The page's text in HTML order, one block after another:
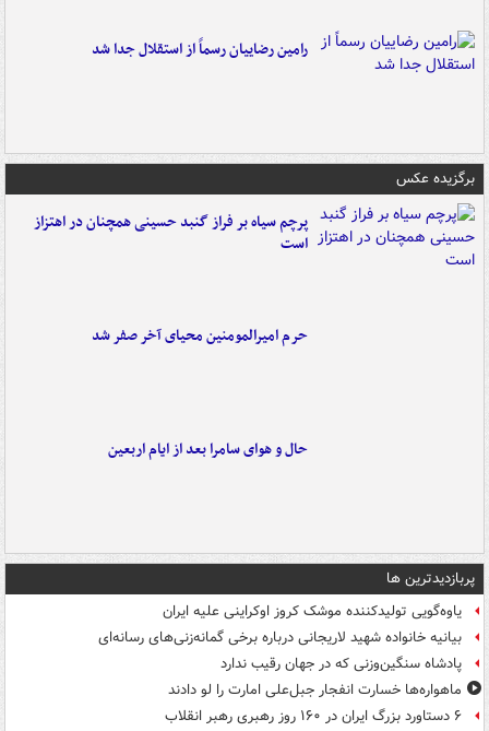
رامین رضاییان رسماً از استقلال جدا شد
برگزیده عکس
پرچم سیاه بر فراز گنبد حسینی همچنان در اهتزاز
است
حرم امیرالمومنین محیای آخر صفر شد
حال و هوای سامرا بعد از ایام اربعین
پربازدیدترین ها
یاوه‌گویی تولیدکننده موشک کروز اوکراینی علیه ایران
بیانیه خانواده شهید لاریجانی درباره برخی گمانه‌زنی‌های رسانه‌ای
پادشاه سنگین‌وزنی که در جهان رقیب ندارد
ماهواره‌ها خسارت انفجار جبل‌علی امارت را لو دادند
۶ دستاورد بزرگ ایران در ۱۶۰ روز رهبری رهبر انقلاب